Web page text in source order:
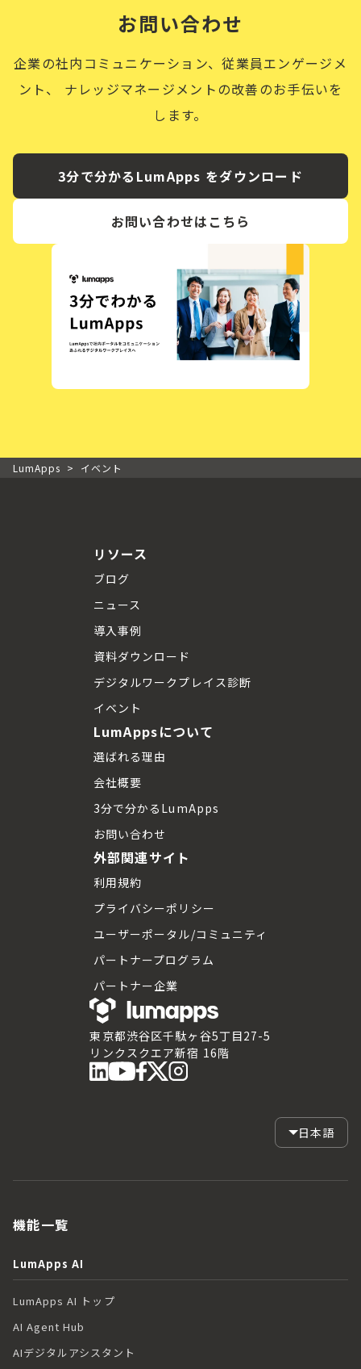
お問い合わせ
企業の社内コミュニケーション、従業員エンゲージメ
ント、
ナレッジマネージメントの改善のお手伝いを
します。
3分で分かるLumApps をダウンロード
お問い合わせはこちら
LumApps > イベント
東京都渋谷区千駄ヶ谷5丁目27-5
リンクスクエア新宿 16階
リソース
ブログ
ニュース
導入事例
資料ダウンロード
デジタルワークプレイス診断
イベント
LumAppsについて
選ばれる理由
会社概要
3分で分かるLumApps
お問い合わせ
外部関連サイト
利用規約
プライバシーポリシー
ユーザーポータル/コミュニティ
パートナープログラム
パートナー企業
日本語
機能一覧
LumApps AI
LumApps AI トップ
AI Agent Hub
AIデジタルアシスタント